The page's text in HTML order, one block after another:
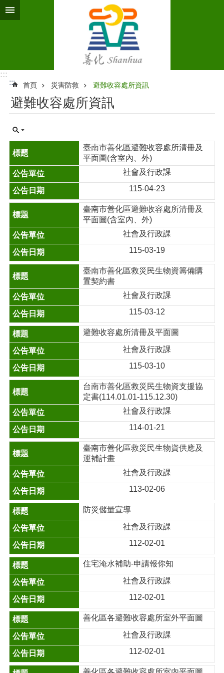
跳到主要內容區塊
:::
:::
首頁 災害防救 避難收容處所資訊
避難收容處所資訊
臺南市善化區避難收容處所清冊及
平面圖(含室內、外)
社會及行政課
115-04-23
臺南市善化區避難收容處所清冊及
平面圖(含室內、外)
社會及行政課
115-03-19
臺南市善化區救災民生物資籌備購
置契約書
社會及行政課
115-03-12
避難收容處所清冊及平面圖
社會及行政課
115-03-10
台南市善化區救災民生物資支援協
定書(114.01.01-115.12.30)
社會及行政課
114-01-21
臺南市善化區救災民生物資供應及
運補計畫
社會及行政課
113-02-06
防災儲量宣導
社會及行政課
112-02-01
住宅淹水補助-申請報你知
社會及行政課
112-02-01
善化區各避難收容處所室外平面圖
社會及行政課
112-02-01